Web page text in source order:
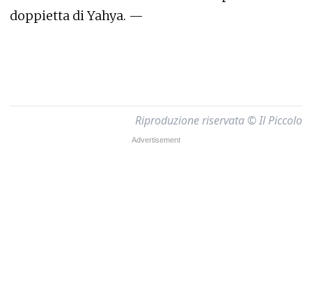
doppietta di Yahya. —
Riproduzione riservata © Il Piccolo